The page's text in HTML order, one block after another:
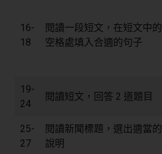
16-
18
閱讀一段短文，在短文中的
空格處填入合適的句子
19-
24
閱讀短文，回答 2 道題目
25-
27
閱讀新聞標題，選出適當的
說明